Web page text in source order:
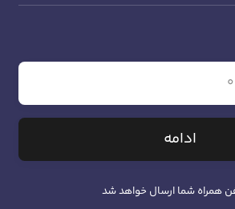
ادامه
همراه شما ارسال خواهد شد